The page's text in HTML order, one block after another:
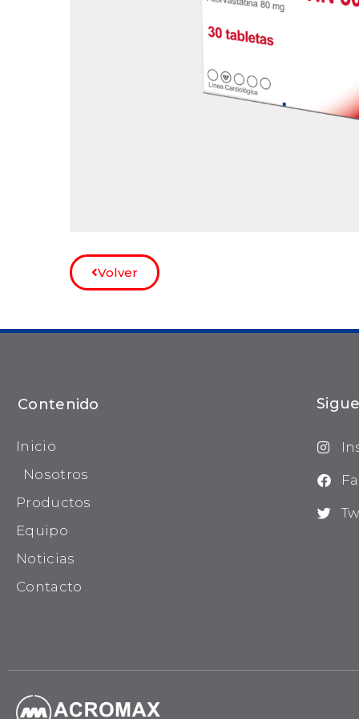
Volver
Contenido
Inicio
Nosotros
Productos
Equipo
Noticias
Contacto